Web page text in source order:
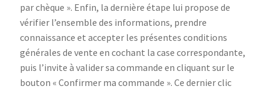
par chèque ». Enfin, la dernière étape lui propose de
vérifier l’ensemble des informations, prendre
connaissance et accepter les présentes conditions
générales de vente en cochant la case correspondante,
puis l’invite à valider sa commande en cliquant sur le
bouton « Confirmer ma commande ». Ce dernier clic